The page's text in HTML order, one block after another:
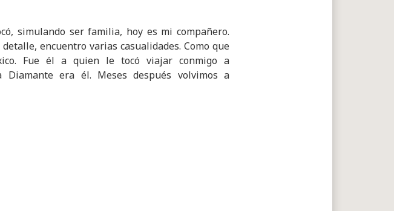
simulando ser familia, hoy es mi compañero.
encuentro varias casualidades. Como que
Fue él a quien le tocó viajar conmigo a
era él. Meses después volvimos a